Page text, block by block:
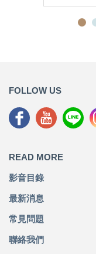
FOLLOW US
READ MORE
影音目錄
最新消息
常見問題
聯絡我們